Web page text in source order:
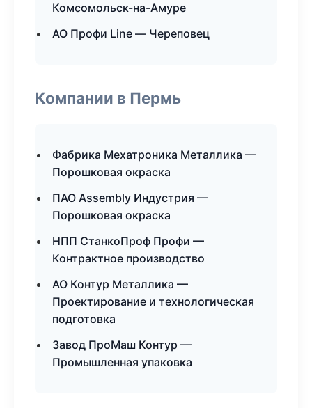
Комсомольск-на-Амуре
АО Профи Line — Череповец
Компании в Пермь
Фабрика Мехатроника Металлика —
Порошковая окраска
ПАО Assembly Индустрия —
Порошковая окраска
НПП СтанкоПроф Профи —
Контрактное производство
АО Контур Металлика —
Проектирование и технологическая
подготовка
Завод ПроМаш Контур —
Промышленная упаковка